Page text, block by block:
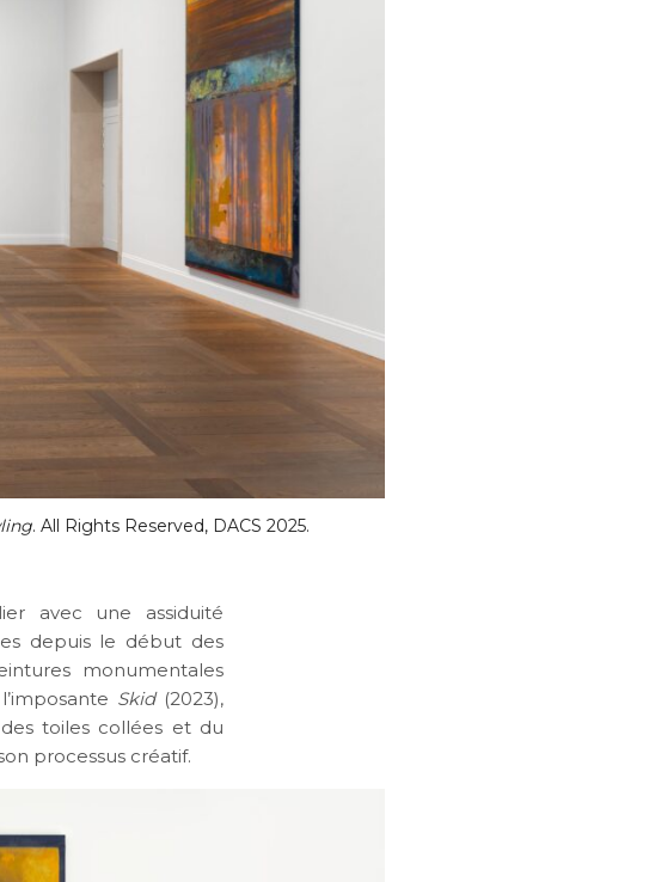
. All Rights Reserved, DACS 2025.
avec une assiduité
depuis le début des
monumentales
Skid(2023),
toiles collées et du
processus créatif.